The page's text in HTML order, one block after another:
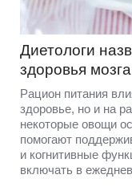
Диетологи
здоровья мозга
Рацион питания
здоровье, но и на
некоторые овощи
помогают
и когнитивные
включать в